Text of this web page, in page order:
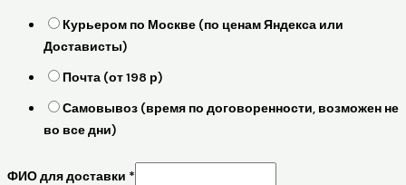
Курьером по Москве (по ценам Яндекса или
Достависты)
Почта (от 198 р)
Самовывоз (время по договоренности, возможен не
во все дни)
ФИО для доставки *